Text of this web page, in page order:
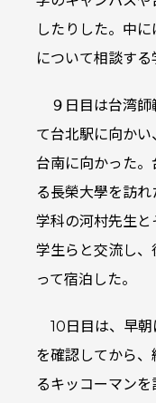
したりした。中
について相談する
９日目は台湾
て台北駅に向か
台南に向かった
る長榮大學を訪
学科の河村先生
学生らと交流し
って宿泊した。
10日目は、早
を確認してから
るキッコーマン